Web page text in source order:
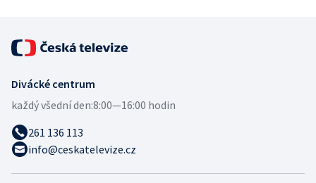
Divácké centrum
každý všední den:8:00—16:00 hodin
261 136 113
info@ceskatelevize.cz